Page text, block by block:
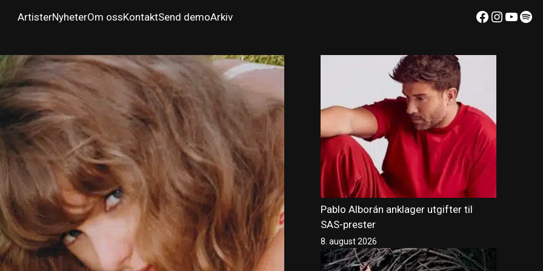
ArtisterNyheterOm ossKontaktSend demoArkiv Facebook
Pablo Alborán anklager utgifter til
SAS-prester
8. august 2026